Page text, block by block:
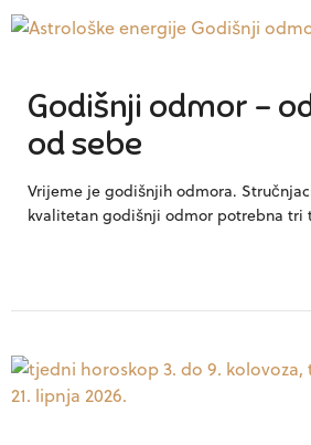
Godišnji odmor –
od sebe
Vrijeme je godišnjih odmora.
kvalitetan godišnji odmor potrebna tri